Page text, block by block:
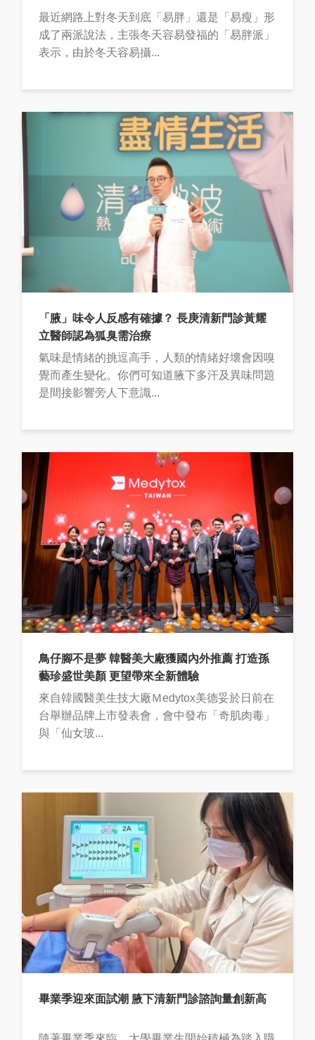
最近網路上對冬天到底「易胖」還是「易瘦」形
成了兩派說法，主張冬天容易發福的「易胖派」
表示，由於冬天容易攝...
「腋」味令人反感有確據？ 長庚清新門診黃耀
立醫師認為狐臭需治療
氣味是情緒的挑逗高手，人類的情緒好壞會因嗅
覺而產生變化。你們可知道腋下多汗及異味問題
是間接影響旁人下意識...
鳥仔腳不是夢 韓醫美大廠獲國內外推薦 打造孫
藝珍盛世美顏 更望帶來全新體驗
來自韓國醫美生技大廠Ｍedytox美德妥於日前在
台舉辦品牌上市發表會，會中發布「奇肌肉毒」
與「仙女玻...
畢業季迎來面試潮 腋下清新門診諮詢量創新高